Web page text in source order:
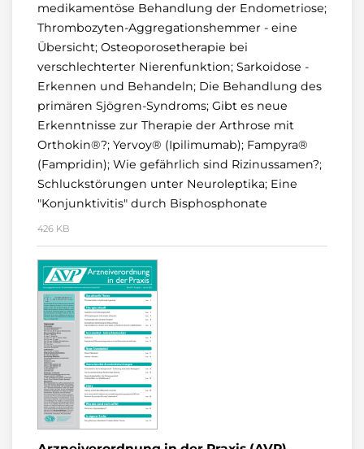
medikamentöse Behandlung der Endometriose;
Thrombozyten-Aggregationshemmer - eine
Übersicht; Osteoporosetherapie bei
verschlechterter Nierenfunktion; Sarkoidose -
Erkennen und Behandeln; Die Behandlung des
primären Sjögren-Syndroms; Gibt es neue
Erkenntnisse zur Therapie der Arthrose mit
Orthokin®?; Yervoy® (Ipilimumab); Fampyra®
(Fampridin); Wie gefährlich sind Rizinussamen?;
Schluckstörungen unter Neuroleptika; Eine
"Konjunktivitis" durch Bisphosphonate
426 KB